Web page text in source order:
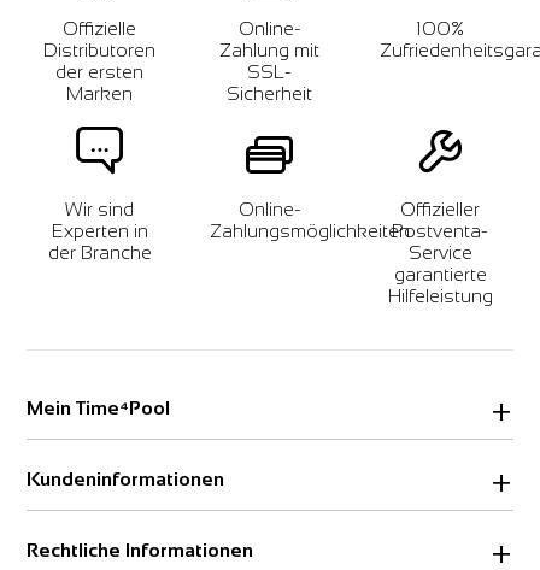
Offizielle
Distributoren
der ersten
Marken
Online-
Zahlung mit
SSL-
Sicherheit
100%
Wir sind
Experten in
der Branche
Online-
Zahlungsmöglichkeiten
Offizieller
Postventa-
Service
garantierte
Hilfeleistung
Mein Time⁴Pool
Ausloggen
KONTAKT
Kundeninformationen
Streitbeilegung
Rechtliche Informationen